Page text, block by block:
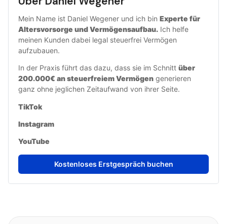
Mein Name ist Daniel Wegener und ich bin Experte für
Altersvorsorge und Vermögensaufbau. Ich helfe
meinen Kunden dabei legal steuerfrei Vermögen
aufzubauen.
In der Praxis führt das dazu, dass sie im Schnitt über
200.000€ an steuerfreiem Vermögen generieren
ganz ohne jeglichen Zeitaufwand von ihrer Seite.
TikTok
Instagram
YouTube
Kostenloses Erstgespräch buchen